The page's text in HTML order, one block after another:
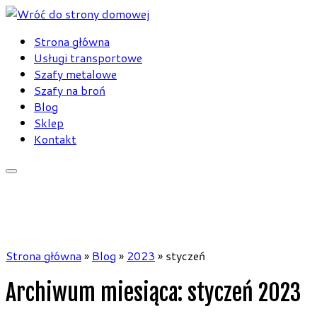
Skip
contentStrona główna
Usługi transportowe
Szafy metalowe
Szafy na broń
Blog
Sklep
Kontakt
Strona główna » Blog » 2023 » styczeń
Archiwum miesiąca: styczeń 2023